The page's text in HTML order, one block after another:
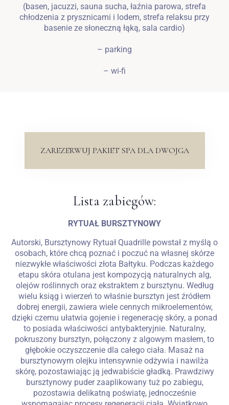
(basen, jacuzzi, sauna sucha, łaźnia parowa, strefa
chłodzenia z prysznicami i lodem, strefa relaksu przy
basenie ze słoneczną łąką, sala cardio)
– parking
– wi-fi
ZAREZERWUJ PAKIET SPA DLA DWOJGA
Lista zabiegów:
RYTUAŁ BURSZTYNOWY
Autorski, Bursztynowy Rytuał Quadrille powstał z myślą o
osobach, które chcą poznać i poczuć na własnej skórze
niezwykłe właściwości złota Bałtyku. Podczas każdego
etapu skóra otulana jest kompozycją naturalnych alg,
olejów roślinnych oraz ekstraktem z bursztynu. Według
wielu ksiąg i wierzeń to właśnie bursztyn jest źródłem
dobrej energii, zawiera wiele cennych mikroelementów,
dzięki czemu ułatwia gojenie i regenerację skóry, a ponad
to posiada właściwości antybakteryjnie. Naturalny,
pokruszony bursztyn, połączony z algowym masłem, to
głębokie oczyszczenie dla całego ciała. Masaż na
bursztynowym olejku intensywnie odżywia i nawilża
skórę, pozostawiając ją jedwabiście gładką. Prawdziwy
bursztynowy puder zaaplikowany tuż po zabiegu,
pozostawia delikatną poświatę, jednocześnie